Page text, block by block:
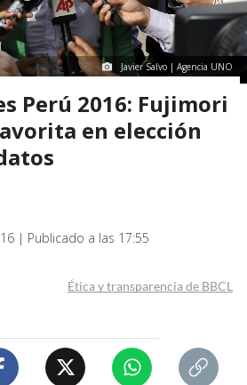
Javier Salvo | Agencia UNO
Perú 2016: Fujimori
en elección
| Publicado a las 17:55
Ética y transparencia de BBCL